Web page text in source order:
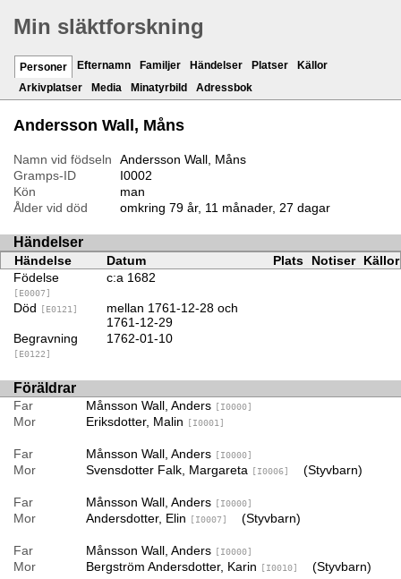
Min släktforskning
Personer Efternamn Familjer Händelser Platser
Källor
Arkivplatser
Media Minatyrbild Adressbok
Andersson Wall, Måns
Namn vid födseln
Andersson Wall, Måns
Gramps-ID
I0002
Kön
man
Ålder vid död
omkring 79 år, 11 månader, 27 dagar
Händelser
Händelse Datum Plats Notiser
Källor
Födelse
[E0007]
c:a 1682
Död [E0121]
mellan 1761-12-28 och
1761-12-29
Begravning
[E0122]
1762-01-10
Föräldrar
Far Månsson Wall, Anders [I0000]
Mor Eriksdotter, Malin [I0001]
Far Månsson Wall, Anders [I0000]
Mor Svensdotter Falk, Margareta [I0006] (Styvbarn)
Far Månsson Wall, Anders [I0000]
Mor Andersdotter, Elin [I0007] (Styvbarn)
Far Månsson Wall, Anders [I0000]
Mor Bergström Andersdotter, Karin [I0010] (Styvbarn)